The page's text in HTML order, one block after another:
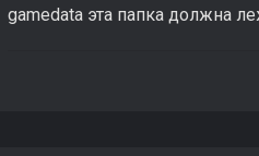
gamedata эта папка должна